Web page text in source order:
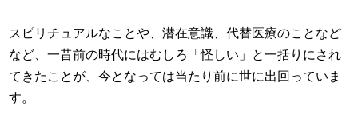
スピリチュアルなことや、潜在意識、代替医療のことなど
など、一昔前の時代にはむしろ「怪しい」と一括りにされ
てきたことが、今となっては当たり前に世に出回っていま
す。